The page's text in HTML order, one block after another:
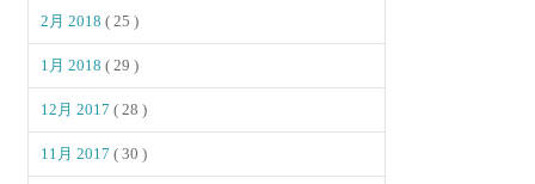
2月 2018( 25 )
1月 2018( 29 )
12月 2017( 28 )
11月 2017( 30 )